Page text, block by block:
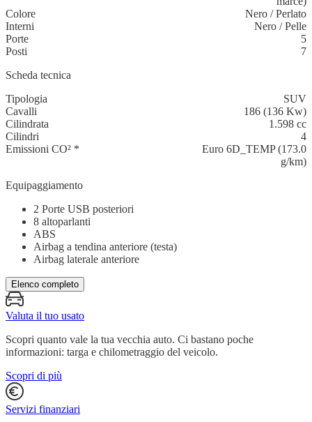
Colore
Nero /Perlato
Interni
Nero /Pelle
Porte
5
Posti
7
Scheda tecnica
Tipologia
SUV
Cavalli
186 (136 Kw)
Cilindrata
1.598 cc
Cilindri
4
Emissioni CO² *
Euro 6D_TEMP (173.0
g/km)
Equipaggiamento
2 Porte USB posteriori
8 altoparlanti
ABS
Airbag a tendina anteriore (testa)
Airbag laterale anteriore
Elenco completo
Valuta il tuo usato
Scopri quanto vale la tua vecchia auto. Ci bastano poche
informazioni: targa e chilometraggio del veicolo.
Scopri di più
Servizi finanziari